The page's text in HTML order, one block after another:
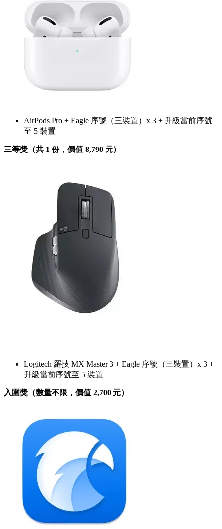
AirPods Pro + Eagle 序號（三裝置）x 3 + 升級當前序號
至 5 裝置
三等獎（共 1 份，價值 8,790 元）
Logitech 羅技 MX Master 3 + Eagle 序號（三裝置）x 3 +
升級當前序號至 5 裝置
入圍獎（數量不限，價值 2,700 元）